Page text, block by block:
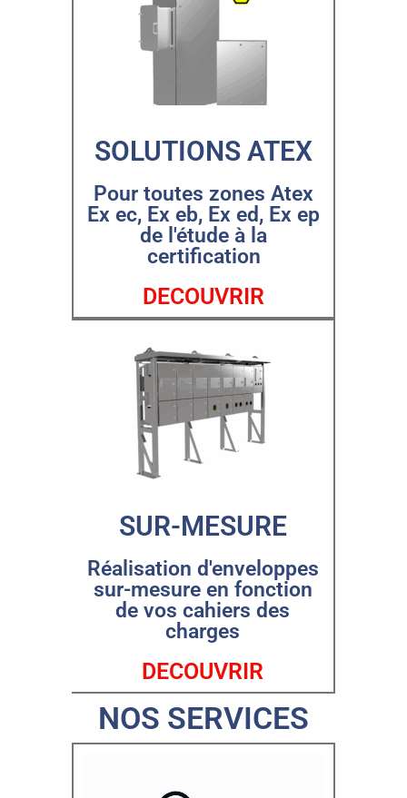
SOLUTIONS ATEX
Pour toutes zones Atex
Ex ec, Ex eb, Ex ed, Ex ep
de l'étude à la
certification
DECOUVRIR
SUR-MESURE
Réalisation d'enveloppes
sur-mesure en fonction
de vos cahiers des
charges
DECOUVRIR
NOS SERVICES